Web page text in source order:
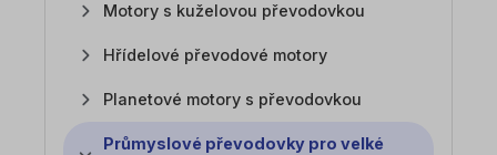
Motory s kuželovou převodovkou
Hřídelové převodové motory
Planetové motory s převodovkou
Průmyslové převodovky pro velké